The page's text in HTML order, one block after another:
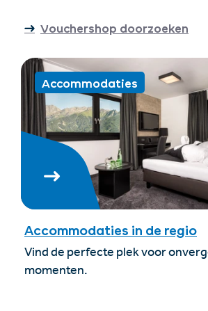
Vouchershop doorzoeken
Accommodaties
Accommodaties in de regio
Vind de perfecte plek voor
momenten.